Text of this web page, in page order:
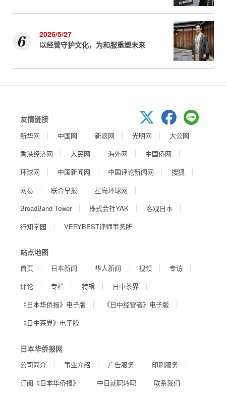
2026/5/27
以经营守护文化，为和服重塑未来
友情链接
新华网 中国网 新浪网 光明网
大公网
香港经济网
人民网 海外网
中国侨网
环球网
中国新闻网 中国评论新闻网
搜狐
网易
联合早报
星岛环球网
BroadBand Tower
株式会社YAK
客观日本
行知学园
VERYBEST律师事务所
站点地图
首页 日本新闻 华人新闻 视频
专访
评论
专栏 特辑
日中茶界
《日本华侨报》电子版
《日中经营者》电子版
《日中茶界》电子版
日本华侨报网
公司简介 事业介绍 广告服务
印刷服务
订阅《日本华侨报》
中日就职转职 联系我们